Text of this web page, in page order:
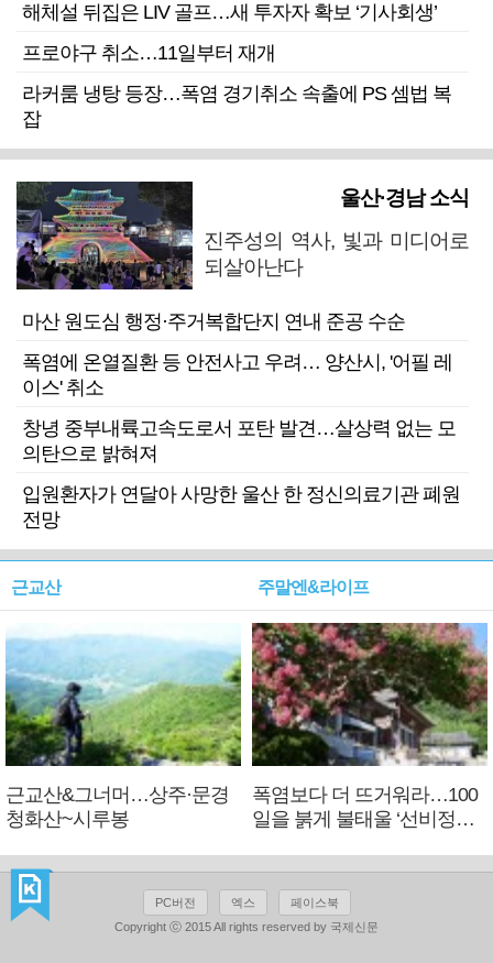
해체설 뒤집은 LIV 골프…새 투자자 확보 ‘기사회생’
프로야구 취소…11일부터 재개
라커룸 냉탕 등장…폭염 경기취소 속출에 PS 셈법 복
잡
울산·경남 소식
진주성의 역사, 빛과 미디어로
되살아난다
마산 원도심 행정·주거복합단지 연내 준공 수순
폭염에 온열질환 등 안전사고 우려… 양산시, '어필 레
이스' 취소
창녕 중부내륙고속도로서 포탄 발견…살상력 없는 모
의탄으로 밝혀져
입원환자가 연달아 사망한 울산 한 정신의료기관 폐원
전망
근교산
근교산&그너머…상주·문경
청화산~시루봉
주말엔&라이프
폭염보다 더 뜨거워라…100
일을 붉게 불태울 ‘선비정신’
PC버전 엑스
페이스북
Copyright ⓒ 2015 All rights reserved by 국제신문